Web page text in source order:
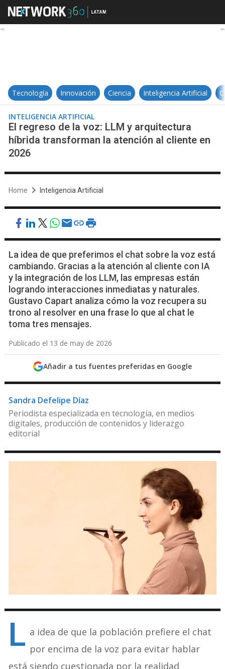
El regreso de la voz: LLM y
Tecnología Innovación Ciencia Inteligencia Artificial
INTELIGENCIA ARTIFICIAL
El regreso de la voz: LLM y arquitectura
híbrida transforman la atención al cliente en
2026
Home Inteligencia Artificial
La idea de que preferimos el chat sobre la voz está
cambiando. Gracias a la atención al cliente con IA
y la integración de los LLM, las empresas están
logrando interacciones inmediatas y naturales.
Gustavo Capart analiza cómo la voz recupera su
trono al resolver en una frase lo que al chat le
toma tres mensajes.
Publicado el 13 de may de 2026
Añadir a tus fuentes preferidas en Google
Sandra Defelipe Díaz
Periodista especializada en tecnología, en medios
digitales, producción de contenidos y liderazgo
editorial
L a idea de que la población prefiere el chat
por encima de la voz para evitar hablar
está siendo cuestionada por la realidad